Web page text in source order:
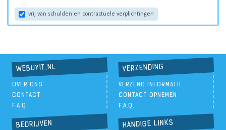
vrij van schulden en contractuele verplichtingen
WEBUYIT.NL
OVER ONS
CONTACT
F.A.Q.
VERZENDING
VERZEND INFORMATIE
CONTACT OPNEMEN
F.A.Q.
BEDRIJVEN HANDIGE LINKS